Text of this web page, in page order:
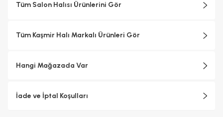
Tüm Salon Halısı Ürünlerini Gör
Tüm Kaşmir Halı Markalı Ürünleri Gör
Hangi Mağazada Var
İade ve İptal Koşulları